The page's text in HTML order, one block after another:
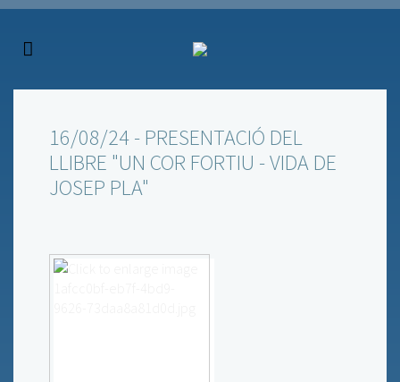
16/08/24 - PRESENTACIÓ DEL
LLIBRE "UN COR FORTIU - VIDA DE
JOSEP PLA"